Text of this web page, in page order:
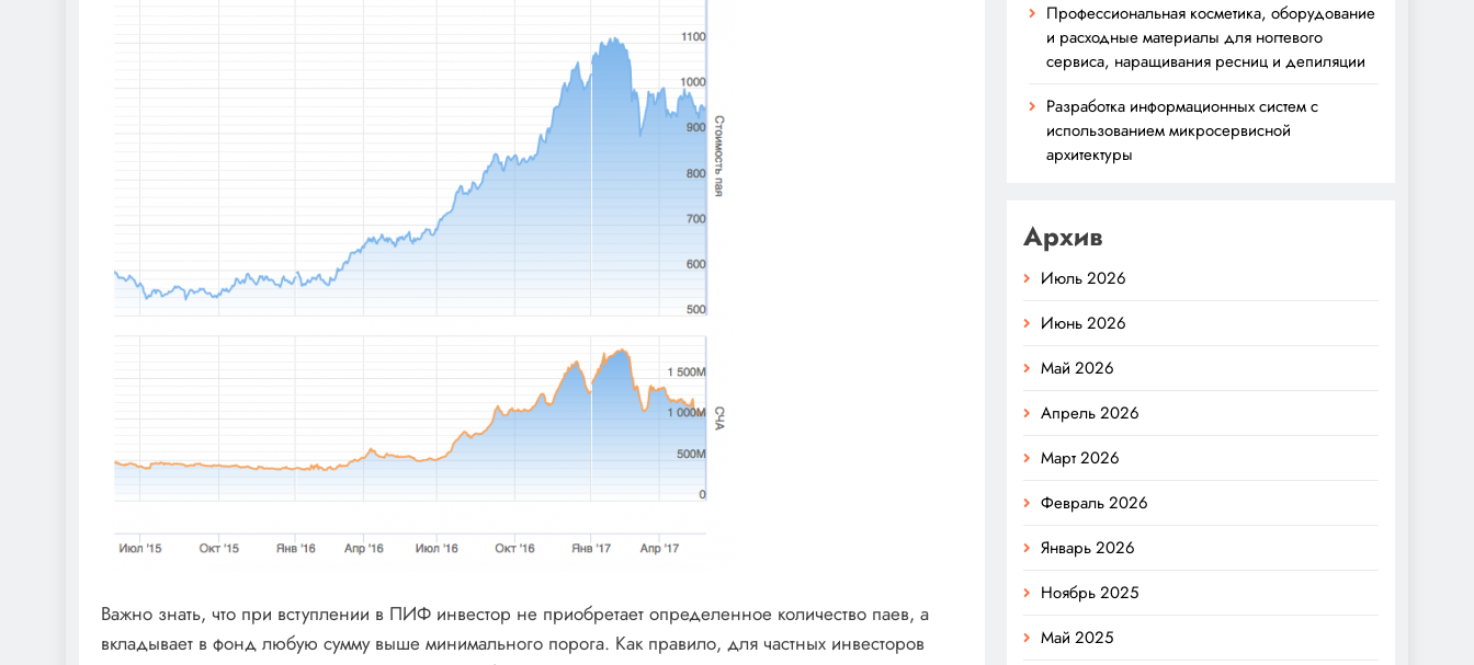
Важно знать, что при вступлении в ПИФ инвестор не приобретает определенное количество паев, а
вкладывает в фонд любую сумму выше минимального порога. Как правило, для частных инвесторов
Профессиональная косметика, оборудование
и расходные материалы для ногтевого
сервиса, наращивания ресниц и депиляции
Разработка информационных систем с
использованием микросервисной
архитектуры
Архив
Июль 2026
Июнь 2026
Май 2026
Апрель 2026
Март 2026
Февраль 2026
Январь 2026
Ноябрь 2025
Май 2025